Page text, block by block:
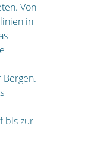
Von
in
Bergen.
bis zur